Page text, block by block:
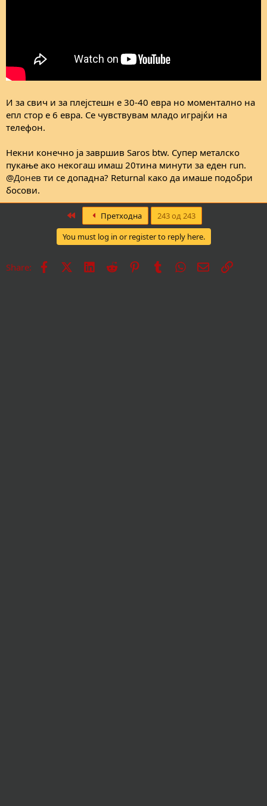
И за свич и за плејстешн е 30-40 евра но моментално на
епл стор е 6 евра. Се чувствувам младо играјќи на
телефон.
Некни конечно ја завршив Saros btw. Супер металско
пукање aко некогаш имаш 20тина минути за еден run.
@Донев ти се допадна? Returnal како да имаше подобри
босови.
Претходна
243 од 243
You must log in or register to reply here.
Share: Facebook LinkedInReddit PinterestTumblrWhatsApp
Е-поштаВрска